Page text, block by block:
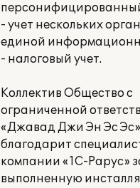
- учет нескольких
единой
- налоговый учет.
Коллектив Общество с
ограниченной
«Джавад Джи Эн Эс Эс»
благодарит
компании «1С-Рарус»
выполненную